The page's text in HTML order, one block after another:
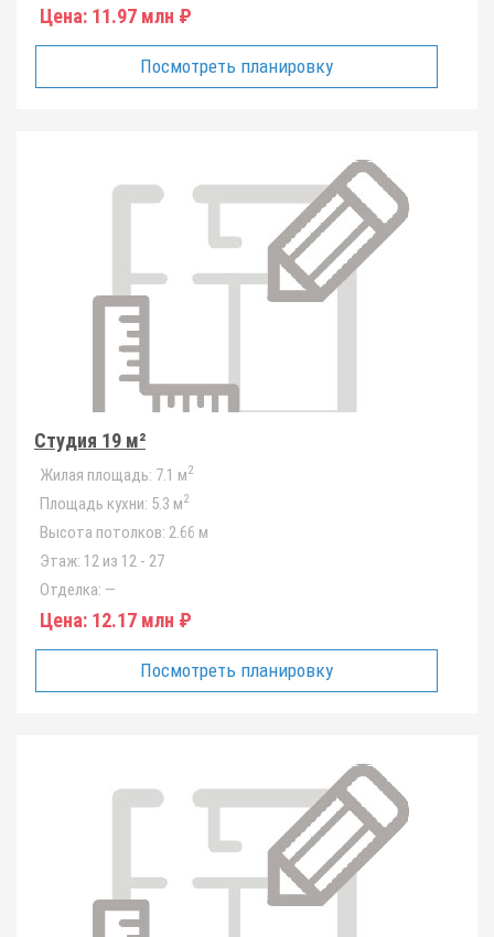
Цена: 11.97 млн ₽
Посмотреть планировку
Студия 19 м²
Жилая площадь: 7.1 м2
Площадь кухни: 5.3 м2
Высота потолков: 2.66 м
Этаж: 12 из 12 - 27
Отделка: —
Цена: 12.17 млн ₽
Посмотреть планировку